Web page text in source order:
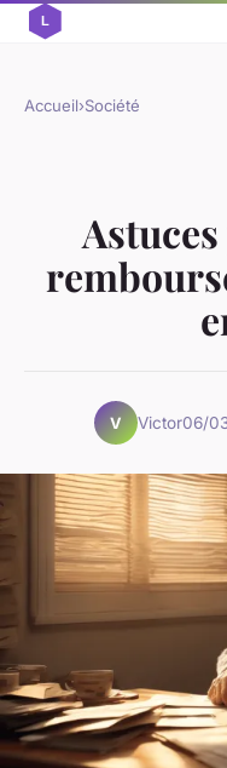
Accueil›Société
V Victor06/